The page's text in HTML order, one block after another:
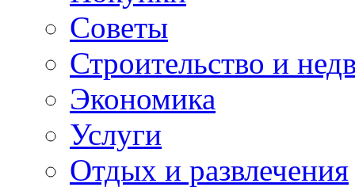
Советы
Строительство и
Экономика
Услуги
Отдых и развлечения